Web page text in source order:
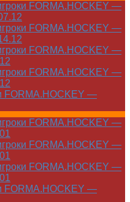
FORMA.HOCKEY —
FORMA.HOCKEY —
FORMA.HOCKEY —
FORMA.HOCKEY —
FORMA.HOCKEY —
FORMA.HOCKEY —
FORMA.HOCKEY —
FORMA.HOCKEY —
FORMA.HOCKEY —